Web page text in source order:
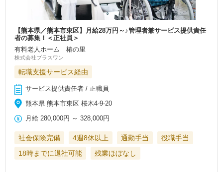
【熊本県／熊本市東区】月給28万円～♪管理者兼サービス提供責任
者の募集！＜正社員＞
有料老人ホーム 椿の里
株式会社プラスワン
転職支援サービス経由
サービス提供責任者 / 正職員
熊本県 熊本市東区 桜木4-9-20
月給 280,000円 ～328,000円
社会保険完備 4週8休以上 通勤手当
役職手当
18時までに退社可能
残業ほぼなし